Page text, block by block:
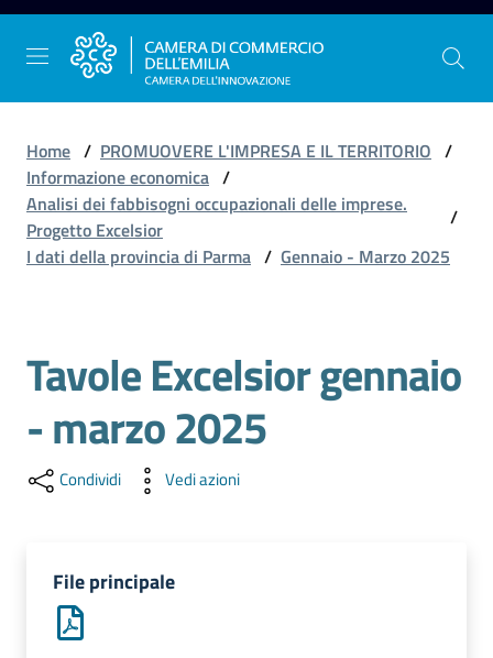
Vai al contenuto
Vai alla navigazione
Vai al footer
La
Camera
Gestire
l'impresa
Promuovere
territorio
Home / PROMUOVERE L'IMPRESA E IL TERRITORIO /
Informazione economica /
Analisi dei fabbisogni occupazionali delle imprese.
Progetto Excelsior
/
I dati della provincia di Parma / Gennaio - Marzo 2025
Tavole Excelsior gennaio
- marzo 2025
Condividi Vedi azioni
File principale